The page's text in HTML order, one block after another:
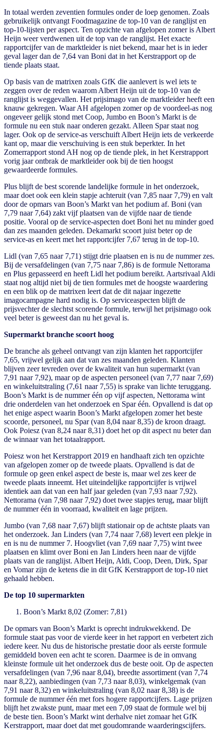
In totaal werden zeventien formules onder de loep genomen. Zoals
gebruikelijk ontvangt Foodmagazine de top-10 van de ranglijst en
top-10-lijsten per aspect. Ten opzichte van afgelopen zomer is Albert
Heijn weer verdwenen uit de top van de ranglijst. Het exacte
rapportcijfer van de marktleider is niet bekend, maar het is in ieder
geval lager dan de 7,64 van Boni dat in het Kerstrapport op de
tiende plaats staat.
Op basis van de matrixen zoals GfK die aanlevert is wel iets te
zeggen over de reden waarom Albert Heijn uit de top-10 van de
ranglijst is weggevallen. Het prijsimago van de marktleider heeft een
knauw gekregen. Waar AH afgelopen zomer op de voordeel-as nog
ongeveer gelijk stond met Coop, Jumbo en Boon’s Markt is de
formule nu een stuk naar onderen gezakt. Alleen Spar staat nog
lager. Ook op de service-as verschuift Albert Heijn iets de verkeerde
kant op, maar die verschuiving is een stuk beperkter. In het
Zomerrapport stond AH nog op de tiende plek, in het Kerstrapport
vorig jaar ontbrak de marktleider ook bij de tien hoogst
gewaardeerde formules.
Plus blijft de best scorende landelijke formule in het onderzoek,
maar doet ook een klein stapje achteruit (van 7,85 naar 7,79) en valt
door de opmars van Boon’s Markt van het podium af. Boni (van
7,79 naar 7,64) zakt vijf plaatsen van de vijfde naar de tiende
positie. Vooral op de service-aspecten doet Boni het nu minder goed
dan zes maanden geleden. Dekamarkt scoort juist beter op de
service-as en keert met het rapportcijfer 7,67 terug in de top-10.
Lidl (van 7,65 naar 7,71) stijgt drie plaatsen en is nu de nummer zes.
Bij de versafdelingen (van 7,75 naar 7,86) is de formule Nettorama
en Plus gepasseerd en heeft Lidl het podium bereikt. Aartsrivaal Aldi
staat nog altijd niet bij de tien formules met de hoogste waardering
en een blik op de matrixen leert dat de dit najaar ingezette
imagocampagne hard nodig is. Op serviceaspecten blijft de
prijsvechter de slechtst scorende formule, terwijl het prijsimago ook
veel beter is geweest dan nu het geval is.
Supermarkt branche scoort hoog
De branche als geheel ontvangt van zijn klanten het rapportcijfer
7,65, vrijwel gelijk aan dat van zes maanden geleden. Klanten
blijven zeer tevreden over de kwaliteit van hun supermarkt (van
7,91 naar 7,92), maar op de aspecten personeel (van 7,77 naar 7,69)
en winkeluitstraling (7,61 naar 7,55) is sprake van lichte teruggang.
Boon’s Markt is de nummer één op vijf aspecten, Nettorama wint
drie onderdelen van het onderzoek en Spar één. Opvallend is dat op
het enige aspect waarin Boon’s Markt afgelopen zomer het beste
scoorde, personeel, nu Spar (van 8,04 naar 8,35) de kroon draagt.
Ook Poiesz (van 8,24 naar 8,31) doet het op dit aspect nu beter dan
de winnaar van het totaalrapport.
Poiesz won het Kerstrapport 2019 en handhaaft zich ten opzichte
van afgelopen zomer op de tweede plaats. Opvallend is dat de
formule op geen enkel aspect de beste is, maar wel zes keer de
tweede plaats inneemt. Het uiteindelijke rapportcijfer is vrijwel
identiek aan dat van een half jaar geleden (van 7,93 naar 7,92).
Nettorama (van 7,98 naar 7,92) doet twee stapjes terug, maar blijft
de nummer één in voorraad, kwaliteit en lage prijzen.
Jumbo (van 7,68 naar 7,67) blijft stationair op de achtste plaats van
het onderzoek. Jan Linders (van 7,74 naar 7,68) levert een plekje in
en is nu de nummer 7. Hoogvliet (van 7,69 naar 7,75) wint twee
plaatsen en klimt over Boni en Jan Linders heen naar de vijfde
plaats van de ranglijst. Albert Heijn, Aldi, Coop, Deen, Dirk, Spar
en Vomar zijn de ketens die in dit GfK Kerstrapport de top-10 niet
gehaald hebben.
De top 10 supermarkten
Boon’s Markt 8,02 (Zomer: 7,81)
De opmars van Boon’s Markt is oprecht indrukwekkend. De
formule staat pas voor de vierde keer in het rapport en verbetert zich
iedere keer. Nu dus de historische prestatie door als eerste formule
gemiddeld boven een acht te scoren. Daarmee is de in omvang
kleinste formule uit het onderzoek dus de beste ooit. Op de aspecten
versafdelingen (van 7,96 naar 8,04), breedte assortiment (van 7,74
naar 8,22), aanbiedingen (van 7,73 naar 8,03), winkelgemak (van
7,91 naar 8,32) en winkeluitstraling (van 8,02 naar 8,38) is de
formule de nummer één met fors hogere rapportcijfers. Lage prijzen
blijft het zwakste punt, maar met een 7,09 staat de formule wel bij
de beste tien. Boon’s Markt wint derhalve niet zomaar het GfK
Kerstrapport, maar doet dat met goudomrande waarderingscijfers.